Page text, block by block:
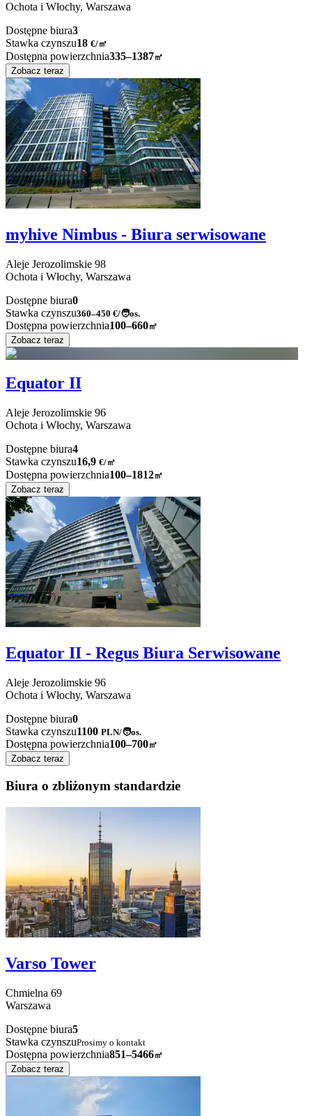
Ochota i Włochy, Warszawa
Dostępne biura3
Stawka czynszu18 €/㎡
Dostępna powierzchnia335–1387㎡
Zobacz teraz
myhive Nimbus - Biura serwisowane
Aleje Jerozolimskie 98
Ochota i Włochy, Warszawa
Dostępne biura0
Stawka czynszu360–450 €/🧑os.
Dostępna powierzchnia100–660㎡
Zobacz teraz
Equator II
Aleje Jerozolimskie 96
Ochota i Włochy, Warszawa
Dostępne biura4
Stawka czynszu16,9 €/㎡
Dostępna powierzchnia100–1812㎡
Zobacz teraz
Equator II - Regus Biura Serwisowane
Aleje Jerozolimskie 96
Ochota i Włochy, Warszawa
Dostępne biura0
Stawka czynszu1100 PLN/🧑os.
Dostępna powierzchnia100–700㎡
Zobacz teraz
Biura o zbliżonym standardzie
Varso Tower
Chmielna 69
Warszawa
Dostępne biura5
Stawka czynszuProsimy o kontakt
Dostępna powierzchnia851–5466㎡
Zobacz teraz